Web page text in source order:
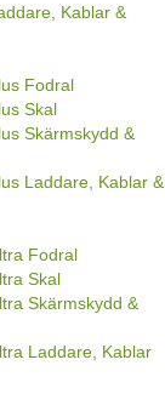
Kablar &
Fodral
Skal
Skärmskydd &
Laddare, Kablar &
Fodral
Skal
Skärmskydd &
Laddare, Kablar